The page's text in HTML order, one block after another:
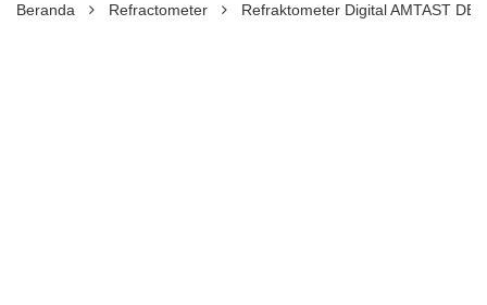
Beranda Refractometer Refraktometer Digital AMTAST